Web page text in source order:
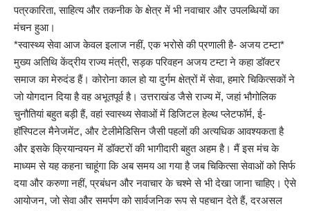
पत्रकारिता, साहित्य और तकनीक के क्षेत्र में भी नवाचार और उपलब्धियों का
मंचन हुआ।
*स्वास्थ्य सेवा आज केवल इलाज नहीं, एक भरोसे की प्रणाली है- अजय टम्टा*
मुख्य अतिथि केंद्रीय राज्य मंत्री, सड़क परिवहन अजय टम्टा ने कहा डॉक्टर
समाज का मेरुदंड हैं। कोरोना काल हो या दुर्गम क्षेत्रों में सेवा, हमारे चिकित्सकों ने
जो योगदान दिया है वह अभूतपूर्व है। उत्तराखंड जैसे राज्य में, जहां भौगोलिक
चुनौतियां बहुत बड़ी हैं, वहां स्वास्थ्य सेवाओं में डिजिटल हेल्थ प्लेटफॉर्म, ई-
हॉस्पिटल मैनेजमेंट, और टेलीमेडिसिन जैसी पहलों की अत्यधिक आवश्यकता है
और इसके क्रियान्वयन में डॉक्टरों की भागीदारी बहुत अहम है। मैं इस मंच के
माध्यम से यह कहना चाहूंगा कि अब समय आ गया है जब चिकित्सा सेवाओं को सिर्फ
दया और करुणा नहीं, प्रबंधन और नवाचार के चश्मे से भी देखा जाना चाहिए। ऐसे
आयोजन, जो सेवा और समर्पण को सार्वजनिक रूप से पहचान देते हैं, दरअसल